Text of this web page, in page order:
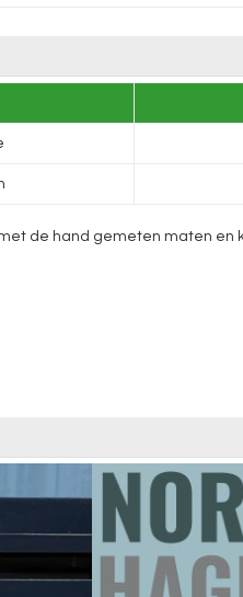
de hand gemeten maten en